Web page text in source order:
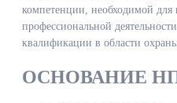
компетенции, необходимой
профессиональной
квалификации в области охраны
ОСНОВАНИЕ